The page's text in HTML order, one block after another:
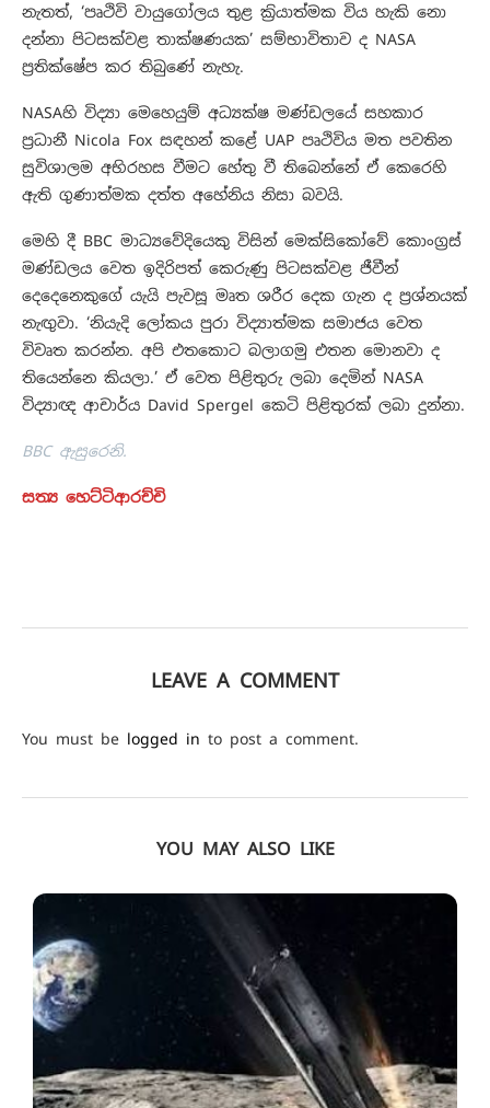
නැතත්, ‘පෘථිවි වායුගෝලය තුළ ක්‍රියාත්මක විය හැකි නො
දන්නා පිටසක්වළ තාක්ෂණයක’ සම්භාවිතාව ද NASA
ප්‍රතික්ෂේප කර තිබුණේ නැහැ.
NASAහි විද්‍යා මෙහෙයුම් අධ්‍යක්ෂ මණ්ඩලයේ සහකාර
ප්‍රධානී Nicola Fox සඳහන් කළේ UAP පෘථිවිය මත පවතින
සුවිශාලම අභිරහස වීමට හේතු වී තිබෙන්නේ ඒ කෙරෙහි
ඇති ගුණාත්මක දත්ත අහේනිය නිසා බවයි.
මෙහි දී BBC මාධ්‍යවේදියෙකු විසින් මෙක්සිකෝවේ කොංග්‍රස්
මණ්ඩලය වෙත ඉදිරිපත් කෙරුණු පිටසක්වළ ජීවීන්
දෙදෙනෙකුගේ යැයි පැවසූ මෘත ශරීර දෙක ගැන ද ප්‍රශ්නයක්
නැඟුවා. ‘නියැදි ලෝකය පුරා විද්‍යාත්මක සමාජය වෙත
විවෘත කරන්න. අපි එතකොට බලාගමු එතන මොනවා ද
තියෙන්නෙ කියලා.’ ඒ වෙත පිළිතුරු ලබා දෙමින් NASA
විද්‍යාඥ ආචාර්ය David Spergel කෙටි පිළිතුරක් ලබා දුන්නා.
BBC ඇසුරෙනි.
සත්‍ය හෙට්ටිආරච්චි
LEAVE A COMMENT
You must be logged in to post a comment.
YOU MAY ALSO LIKE